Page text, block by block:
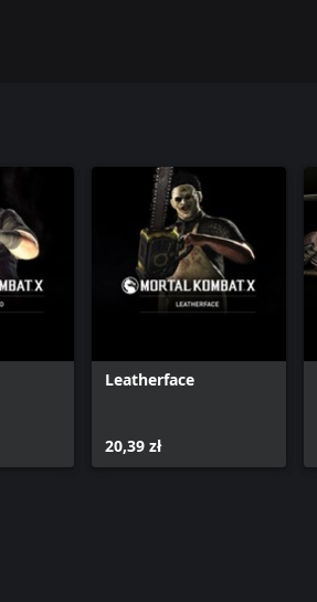
Leatherface
20,39 zł